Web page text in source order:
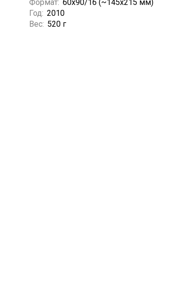
Формат: 60x90/16 (~145х215 мм)
Год: 2010
Вес: 520 г